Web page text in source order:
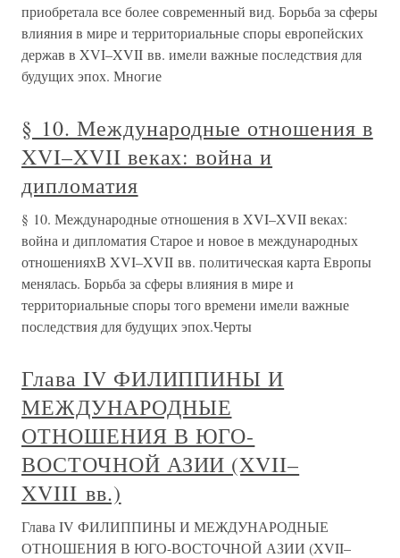
приобретала все более современный вид. Борьба за сферы
влияния в мире и территориальные споры европейских
держав в XVI–XVII вв. имели важные последствия для
будущих эпох. Многие
§ 10. Международные отношения в
XVI–XVII веках: война и
дипломатия
§ 10. Международные отношения в XVI–XVII веках:
война и дипломатия Старое и новое в международных
отношенияхВ XVI–XVII вв. политическая карта Европы
менялась. Борьба за сферы влияния в мире и
территориальные споры того времени имели важные
последствия для будущих эпох.Черты
Глава IV ФИЛИППИНЫ И
МЕЖДУНАРОДНЫЕ
ОТНОШЕНИЯ В ЮГО-
ВОСТОЧНОЙ АЗИИ (XVII–
XVIII вв.)
Глава IV ФИЛИППИНЫ И МЕЖДУНАРОДНЫЕ
ОТНОШЕНИЯ В ЮГО-ВОСТОЧНОЙ АЗИИ (XVII–